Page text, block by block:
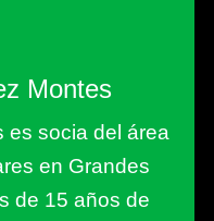
Montes
es socia del área
en Grandes
de 15 años de